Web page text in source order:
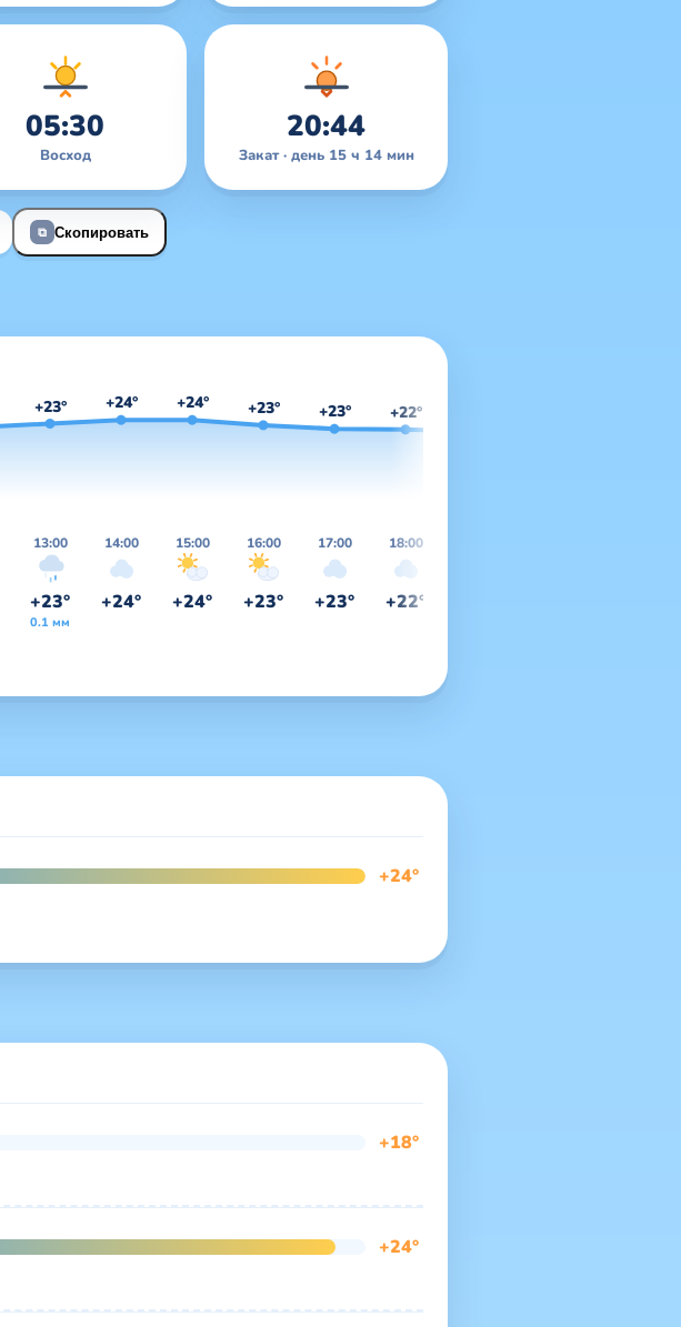
05:30
Восход
20:44
Закат · день 15 ч 14 мин
⧉ Скопировать
+23° +24° +24° +23° +23° +22°
13:00
+23°
0.1 мм
14:00
+24°
15:00
+24°
16:00
+23°
17:00
+23°
18:00
+22°
+24°
+18°
+24°